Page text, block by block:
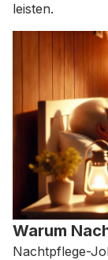
leisten.
Warum
Nachtpflege-